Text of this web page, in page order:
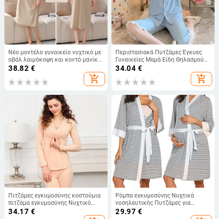
Νέο μοντέλο γυναικείο νυχτικό με
οβάλ λαιμόκοψη και κοντό μανίκι
για θηλάζουσες μητέρες
38.82 €
add_shopping_cart
Περιστασιακά Πυτζάμες Έγκυες
Γυναικείες Μαμά Είδη Θηλασμού
Ρούχα Κοντό μανίκι εγκυμοσύνης
Σετ πιτζάμα εγκυμοσύνης Νυχτικά
θηλασμού
34.04€
add_shopping_cart
Πιτζάμες εγκυμοσύνης κοστούμια
πιτζάμα εγκυμοσύνης Νυχτικό
νοσηλείας για έγκυες γυναίκες
Νυχτικά ρούχα μετά τον τοκετό
34.17 €
Ρόμπα εγκυμοσύνης Νυχτικά
νοσηλευτικής Πυτζάμες για
έγκυες γυναίκες Ropa Mujer
29.97 €